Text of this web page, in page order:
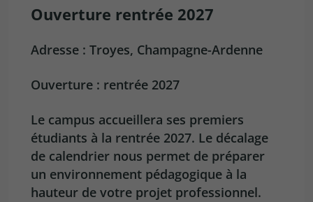
Ouverture rentrée 2027
Adresse : Troyes, Champagne-Ardenne
Ouverture : rentrée 2027
Le campus accueillera ses premiers
étudiants à la rentrée 2027. Le décalage
de calendrier nous permet de préparer
un environnement pédagogique à la
hauteur de votre projet professionnel.